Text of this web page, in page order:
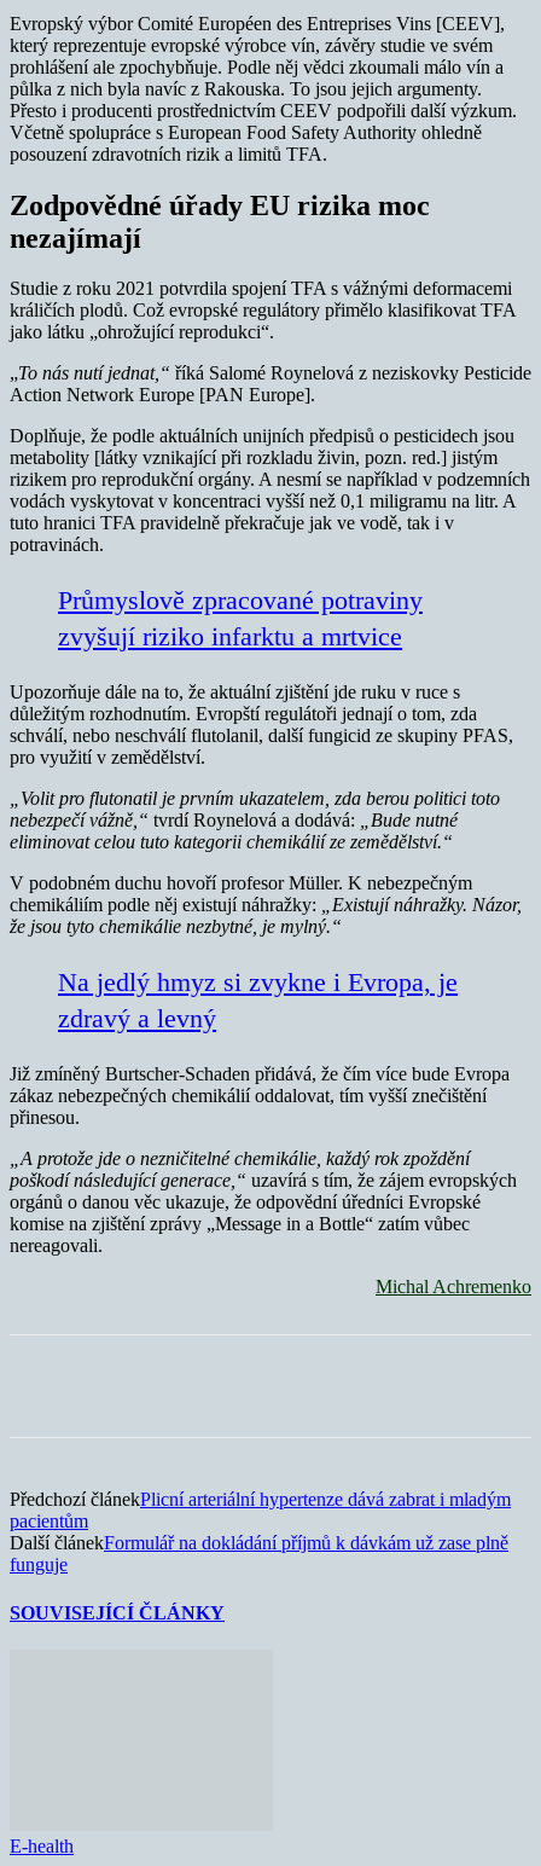
Evropský výbor Comité Européen des Entreprises Vins [CEEV],
který reprezentuje evropské výrobce vín, závěry studie ve svém
prohlášení ale zpochybňuje. Podle něj vědci zkoumali málo vín a
půlka z nich byla navíc z Rakouska. To jsou jejich argumenty.
Přesto i producenti prostřednictvím CEEV podpořili další výzkum.
Včetně spolupráce s European Food Safety Authority ohledně
posouzení zdravotních rizik a limitů TFA.
Zodpovědné úřady EU rizika moc
nezajímají
Studie z roku 2021 potvrdila spojení TFA s vážnými deformacemi
králičích plodů. Což evropské regulátory přimělo klasifikovat TFA
jako látku „ohrožující reprodukci“.
„To nás nutí jednat,“ říká Salomé Roynelová z neziskovky Pesticide
Action Network Europe [PAN Europe].
Doplňuje, že podle aktuálních unijních předpisů o pesticidech jsou
metabolity [látky vznikající při rozkladu živin, pozn. red.] jistým
rizikem pro reprodukční orgány. A nesmí se například v podzemních
vodách vyskytovat v koncentraci vyšší než 0,1 miligramu na litr. A
tuto hranici TFA pravidelně překračuje jak ve vodě, tak i v
potravinách.
Průmyslově zpracované potraviny
zvyšují riziko infarktu a mrtvice
Upozorňuje dále na to, že aktuální zjištění jde ruku v ruce s
důležitým rozhodnutím. Evropští regulátoři jednají o tom, zda
schválí, nebo neschválí flutolanil, další fungicid ze skupiny PFAS,
pro využití v zemědělství.
„Volit pro flutonatil je prvním ukazatelem, zda berou politici toto
nebezpečí vážně,“ tvrdí Roynelová a dodává: „Bude nutné
eliminovat celou tuto kategorii chemikálií ze zemědělství.“
V podobném duchu hovoří profesor Müller. K nebezpečným
chemikáliím podle něj existují náhražky: „Existují náhražky. Názor,
že jsou tyto chemikálie nezbytné, je mylný.“
Na jedlý hmyz si zvykne i Evropa, je
zdravý a levný
Již zmíněný Burtscher-Schaden přidává, že čím více bude Evropa
zákaz nebezpečných chemikálií oddalovat, tím vyšší znečištění
přinesou.
„A protože jde o nezničitelné chemikálie, každý rok zpoždění
poškodí následující generace,“ uzavírá s tím, že zájem evropských
orgánů o danou věc ukazuje, že odpovědní úředníci Evropské
komise na zjištění zprávy „Message in a Bottle“ zatím vůbec
nereagovali.
Michal Achremenko
Předchozí článekPlicní arteriální hypertenze dává zabrat i mladým
pacientům
Další článekFormulář na dokládání příjmů k dávkám už zase plně
funguje
SOUVISEJÍCÍ ČLÁNKY
E-health